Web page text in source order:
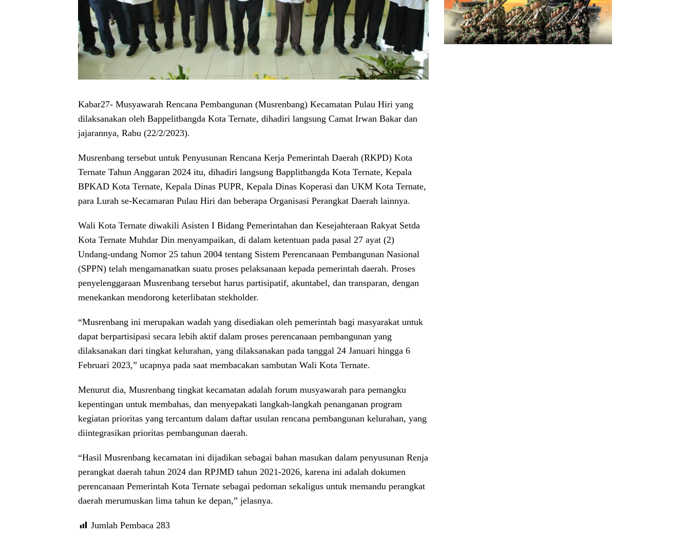
Kabar27- Musyawarah Rencana Pembangunan (Musrenbang) Kecamatan Pulau Hiri yang
dilaksanakan oleh Bappelitbangda Kota Ternate, dihadiri langsung Camat Irwan Bakar dan
jajarannya, Rabu (22/2/2023).
Musrenbang tersebut untuk Penyusunan Rencana Kerja Pemerintah Daerah (RKPD) Kota
Ternate Tahun Anggaran 2024 itu, dihadiri langsung Bapplitbangda Kota Ternate, Kepala
BPKAD Kota Ternate, Kepala Dinas PUPR, Kepala Dinas Koperasi dan UKM Kota Ternate,
para Lurah se-Kecamaran Pulau Hiri dan beberapa Organisasi Perangkat Daerah lainnya.
Wali Kota Ternate diwakili Asisten I Bidang Pemerintahan dan Kesejahteraan Rakyat Setda
Kota Ternate Muhdar Din menyampaikan, di dalam ketentuan pada pasal 27 ayat (2)
Undang-undang Nomor 25 tahun 2004 tentang Sistem Perencanaan Pembangunan Nasional
(SPPN) telah mengamanatkan suatu proses pelaksanaan kepada pemerintah daerah. Proses
penyelenggaraan Musrenbang tersebut harus partisipatif, akuntabel, dan transparan, dengan
menekankan mendorong keterlibatan stekholder.
“Musrenbang ini merupakan wadah yang disediakan oleh pemerintah bagi masyarakat untuk
dapat berpartisipasi secara lebih aktif dalam proses perencanaan pembangunan yang
dilaksanakan dari tingkat kelurahan, yang dilaksanakan pada tanggal 24 Januari hingga 6
Februari 2023,” ucapnya pada saat membacakan sambutan Wali Kota Ternate.
Menurut dia, Musrenbang tingkat kecamatan adalah forum musyawarah para pemangku
kepentingan untuk membahas, dan menyepakati langkah-langkah penanganan program
kegiatan prioritas yang tercantum dalam daftar usulan rencana pembangunan kelurahan, yang
diintegrasikan prioritas pembangunan daerah.
“Hasil Musrenbang kecamatan ini dijadikan sebagai bahan masukan dalam penyusunan Renja
perangkat daerah tahun 2024 dan RPJMD tahun 2021-2026, karena ini adalah dokumen
perencanaan Pemerintah Kota Ternate sebagai pedoman sekaligus untuk memandu perangkat
daerah merumuskan lima tahun ke depan,” jelasnya.
Jumlah Pembaca 283